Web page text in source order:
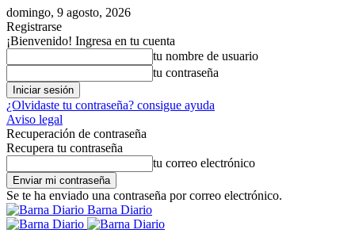
domingo, 9 agosto, 2026
Registrarse
¡Bienvenido! Ingresa en tu cuenta
tu nombre de usuario
tu contraseña
¿Olvidaste tu contraseña? consigue ayuda
Aviso legal
Recuperación de contraseña
Recupera tu contraseña
tu correo electrónico
Se te ha enviado una contraseña por correo electrónico.
Barna Diario